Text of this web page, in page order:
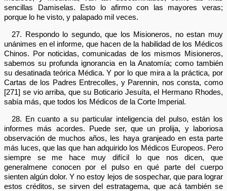
sencillas Damiselas. Esto lo afirmo con las mayores veras;
porque lo he visto, y palapado mil veces.
27. Respondo lo segundo, que los Misioneros, no estan muy
unánimes en el informe, que hacen de la habilidad de los Médicos
Chinos. Por noticidas, comunicadas de los mismos Misioneros,
sabemos su profunda ignorancia en la Anatomía; como también
su desatinada teórica Médica. Y por lo que mira a la práctica, por
Cartas de los Padres Entrecolles, y Parennin, nos consta, como
[271] se vio arriba, que su Boticario Jesuíta, el Hermano Rhodes,
sabía más, que todos los Médicos de la Corte Imperial.
28. En cuanto a su particular inteligencia del pulso, están los
informes más acordes. Puede ser, que un prolija, y laboriosa
observación de muchos años, les haya granjeado en esta parte
más luces, que las que han adquirido los Médicos Europeos. Pero
siempre se me hace muy difícil lo que nos dicen, que
generalmene conocen por el pulso en qué parte del cuerpo
sienten algún dolor. Y no estoy lejos de sospechar, que para lograr
estos créditos, se sirven del estratagema, que acá también se